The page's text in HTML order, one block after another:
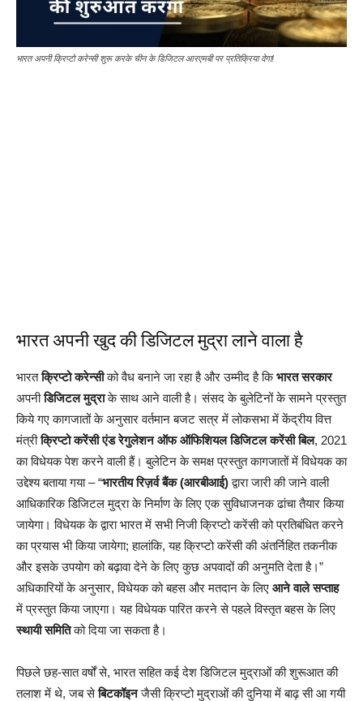
भारत अपनी क्रिप्टो करेन्सी शुरू करके चीन के डिजिटल आरएमबी पर प्रतिक्रिया देगा!
भारत अपनी खुद की डिजिटल मुद्रा लाने वाला है
भारतक्रिप्टो करेन्सीको वैध बनाने जा रहा है और उम्मीद है किभारत सरकार
अपनीडिजिटल मुद्राके साथ आने वाली है। संसद के बुलेटिनों के सामने प्रस्तुत
किये गए कागजातों के अनुसार वर्तमान बजट सत्र में लोकसभा में केंद्रीय वित्त
मंत्रीक्रिप्टो करेंसी एंड रेगुलेशन ऑफ ऑफिशियल डिजिटल करेंसी बिल, 2021
का विधेयक पेश करने वाली हैं। बुलेटिन के समक्ष प्रस्तुत कागजातों में विधेयक का
उद्देश्य बताया गया – “भारतीय रिज़र्व बैंक (आरबीआई)द्वारा जारी की जाने वाली
आधिकारिक डिजिटल मुद्रा के निर्माण के लिए एक सुविधाजनक ढांचा तैयार किया
जायेगा। विधेयक के द्वारा भारत में सभी निजी क्रिप्टो करेंसी को प्रतिबंधित करने
का प्रयास भी किया जायेगा; हालांकि, यह क्रिप्टो करेंसी की अंतर्निहित तकनीक
और इसके उपयोग को बढ़ावा देने के लिए कुछ अपवादों की अनुमति देता है।”
अधिकारियों के अनुसार, विधेयक को बहस और मतदान के लिए आने वाले सप्ताह
में प्रस्तुत किया जाएगा। यह विधेयक पारित करने से पहले विस्तृत बहस के लिए
स्थायी समितिको दिया जा सकता है।
पिछले छह-सात वर्षों से, भारत सहित कई देश डिजिटल मुद्राओं की शुरूआत की
तलाश में थे, जब सेबिटकॉइनजैसी क्रिप्टो मुद्राओं की दुनिया में बाढ़ सी आ गयी